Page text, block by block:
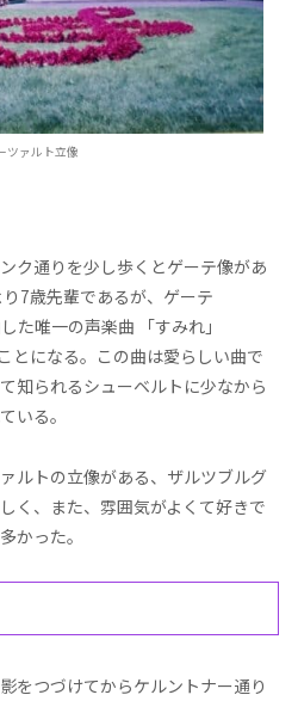
ツァルト立像
ク通りを少し歩くとゲーテ像があ
7歳先輩であるが、ゲーテ
た唯一の声楽曲 「すみれ」
とになる。この曲は愛らしい曲で
知られるシューベルトに少なから
いる。
ルトの立像がある、ザルツブルグ
く、また、雰囲気がよくて好きで
かった。
をつづけてからケルントナー通り